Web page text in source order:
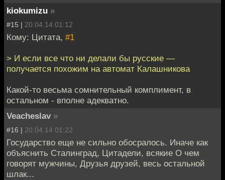
kiokumizu »
#15 | 20.04.14 01:12
Кому: Цитата, #1
> И если все что ни делали бы русские —
получается похожим на автомат Калашникова
Какой-то весьма сомнительный комплимент, в
остальном - вполне адекватно.
Veacheslav »
#16 | 20.04.14 01:22
Государство еще не сильно обосралось. Иначе как
объяснить Сталинград, Цитадели, всякие О чем
говорят мужчины, Друзья друзей, весь остальной
шлак...